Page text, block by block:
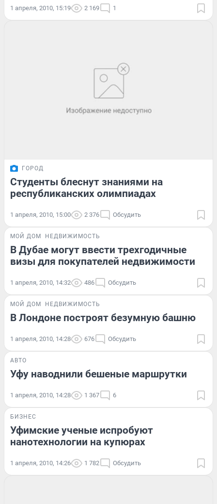
1 апреля, 2010, 15:19 2 169 1
ГОРОД
Студенты блеснут знаниями на
республиканских олимпиадах
1 апреля, 2010, 15:00 2 376 Обсудить
МОЙ ДОМ НЕДВИЖИМОСТЬ
В Дубае могут ввести трехгодичные
визы для покупателей недвижимости
1 апреля, 2010, 14:32 486 Обсудить
МОЙ ДОМ НЕДВИЖИМОСТЬ
В Лондоне построят безумную башню
1 апреля, 2010, 14:28 676 Обсудить
АВТО
Уфу наводнили бешеные маршрутки
1 апреля, 2010, 14:28 1 367 6
БИЗНЕС
Уфимские ученые испробуют
нанотехнологии на купюрах
1 апреля, 2010, 14:26 1 782 Обсудить